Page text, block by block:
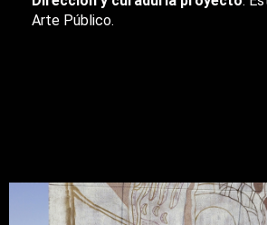
Arte Público.